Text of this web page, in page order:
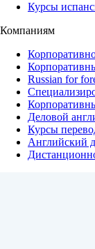
Курсы
Компаниям
Russian for
Деловой
Курсы
Английский